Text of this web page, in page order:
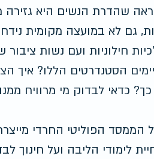
שהדרת הנשים היא
גם לא במועצה מקומית
חילוניות ועם נשות
הסטנדרטים הללו? איך
כדאי לבדוק מי מרוויח
הממסד הפוליטי החרדי
לימודי הליבה ועל חינוך